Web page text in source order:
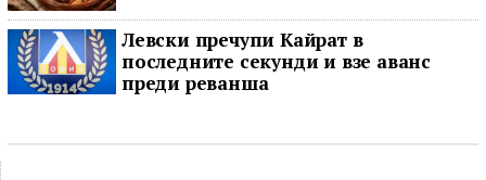
Левски пречупи Кайрат в
последните секунди и взе аванс
преди реванша